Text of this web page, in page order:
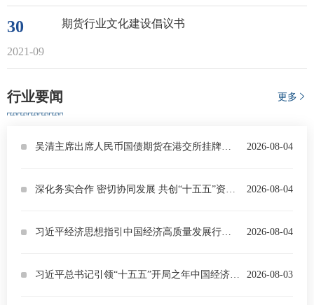
30
2021-09
期货行业文化建设倡议书
行业要闻 更多
2026-08-04
吴清主席出席人民币国债期货在港交所挂牌上市仪式并致辞
2026-08-04
深化务实合作 密切协同发展 共创“十五五”资本市场高水平开放新局面——吴清主席在香港推出人民币国债期货上市仪式上的致辞
2026-08-04
习近平经济思想指引中国经济高质量发展行稳致远
2026-08-03
习近平总书记引领“十五五”开局之年中国经济破浪前行